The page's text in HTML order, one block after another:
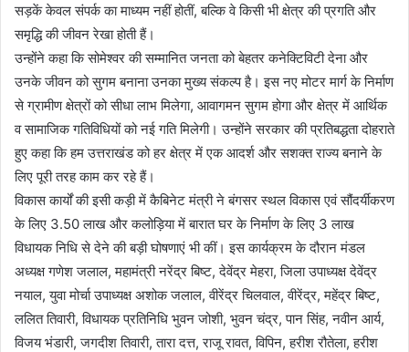
सड़कें केवल संपर्क का माध्यम नहीं होतीं, बल्कि वे किसी भी क्षेत्र की प्रगति और
समृद्धि की जीवन रेखा होती हैं।
उन्होंने कहा कि सोमेश्वर की सम्मानित जनता को बेहतर कनेक्टिविटी देना और
उनके जीवन को सुगम बनाना उनका मुख्य संकल्प है। इस नए मोटर मार्ग के निर्माण
से ग्रामीण क्षेत्रों को सीधा लाभ मिलेगा, आवागमन सुगम होगा और क्षेत्र में आर्थिक
व सामाजिक गतिविधियों को नई गति मिलेगी। उन्होंने सरकार की प्रतिबद्धता दोहराते
हुए कहा कि हम उत्तराखंड को हर क्षेत्र में एक आदर्श और सशक्त राज्य बनाने के
लिए पूरी तरह काम कर रहे हैं।
विकास कार्यों की इसी कड़ी में कैबिनेट मंत्री ने बंगसर स्थल विकास एवं सौंदर्यीकरण
के लिए 3.50 लाख और कलोड़िया में बारात घर के निर्माण के लिए 3 लाख
विधायक निधि से देने की बड़ी घोषणाएं भी कीं। इस कार्यक्रम के दौरान मंडल
अध्यक्ष गणेश जलाल, महामंत्री नरेंद्र बिष्ट, देवेंद्र मेहरा, जिला उपाध्यक्ष देवेंद्र
नयाल, युवा मोर्चा उपाध्यक्ष अशोक जलाल, वीरेंद्र चिलवाल, वीरेंद्र, महेंद्र बिष्ट,
ललित तिवारी, विधायक प्रतिनिधि भुवन जोशी, भुवन चंद्र, पान सिंह, नवीन आर्य,
विजय भंडारी, जगदीश तिवारी, तारा दत्त, राजू रावत, विपिन, हरीश रौतेला, हरीश